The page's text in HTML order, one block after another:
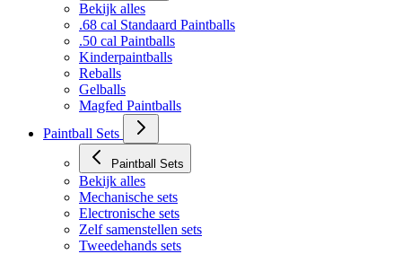
Bekijk alles
.68 cal Standaard Paintballs
.50 cal Paintballs
Kinderpaintballs
Reballs
Gelballs
Magfed Paintballs
Paintball Sets
Paintball Sets
Bekijk alles
Mechanische sets
Electronische sets
Zelf samenstellen sets
Tweedehands sets